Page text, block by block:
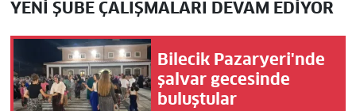
YENİ ŞUBE ÇALIŞMALARI DEVAM EDİYOR
Bilecik Pazaryeri'nde
şalvar gecesinde
buluştular